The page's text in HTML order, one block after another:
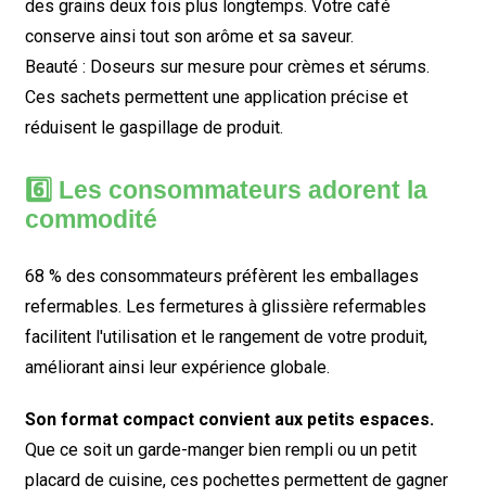
des grains deux fois plus longtemps. Votre café
conserve ainsi tout son arôme et sa saveur.
Beauté : Doseurs sur mesure pour crèmes et sérums.
Ces sachets permettent une application précise et
réduisent le gaspillage de produit.
6️⃣ Les consommateurs adorent la
commodité
68 % des consommateurs préfèrent les emballages
refermables. Les fermetures à glissière refermables
facilitent l'utilisation et le rangement de votre produit,
améliorant ainsi leur expérience globale.
Son format compact convient aux petits espaces.
Que ce soit un garde-manger bien rempli ou un petit
placard de cuisine, ces pochettes permettent de gagner